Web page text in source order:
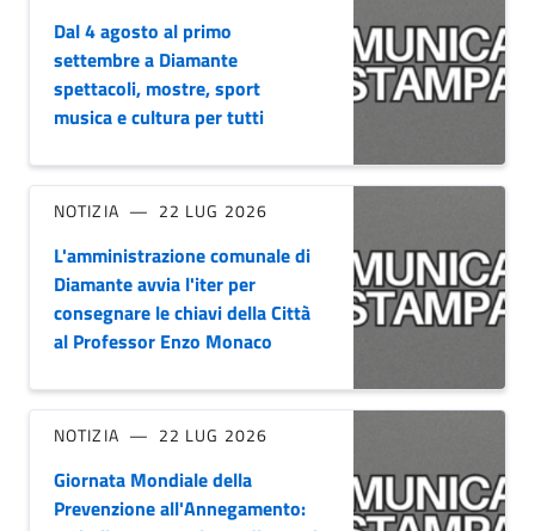
Dal 4 agosto al primo
settembre a Diamante
spettacoli, mostre, sport
musica e cultura per tutti
NOTIZIA 22 LUG 2026
L'amministrazione comunale di
Diamante avvia l'iter per
consegnare le chiavi della Città
al Professor Enzo Monaco
NOTIZIA 22 LUG 2026
Giornata Mondiale della
Prevenzione all'Annegamento: